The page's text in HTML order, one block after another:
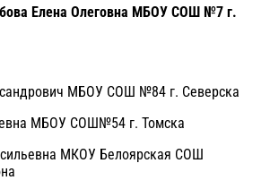
Елена Олеговна МБОУ СОШ №7 г.
МБОУ СОШ №84 г. Северска
МБОУ СОШ№54 г. Томска
МКОУ Белоярская СОШ